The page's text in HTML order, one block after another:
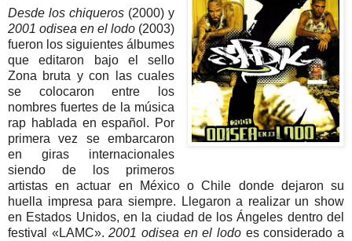
Desde los chiqueros (2000) y
2001 odisea en el lodo (2003)
fueron los siguientes álbumes
que editaron bajo el sello
Zona bruta y con las cuales
se colocaron entre los
nombres fuertes de la música
rap hablada en español. Por
primera vez se embarcaron
en giras internacionales
siendo de los primeros
artistas en actuar en México o Chile donde dejaron su
huella impresa para siempre. Llegaron a realizar un show
en Estados Unidos, en la ciudad de los Ángeles dentro del
festival «LAMC».2001 odisea en el lodo es considerado a